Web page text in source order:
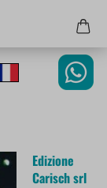
Edizione
Carisch srl